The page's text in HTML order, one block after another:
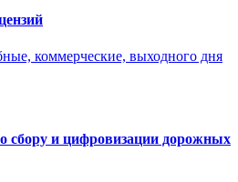
коммерческие, выходного дня
сбору и цифровизации дорожных